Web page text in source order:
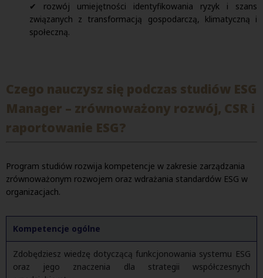
✔ rozwój umiejętności identyfikowania ryzyk i szans
związanych z transformacją gospodarczą, klimatyczną i
społeczną.
Czego nauczysz się podczas studiów ESG
Manager – zrównoważony rozwój, CSR i
raportowanie ESG?
Program studiów rozwija kompetencje w zakresie zarządzania
zrównoważonym rozwojem oraz wdrażania standardów ESG w
organizacjach.
Kompetencje ogólne
Zdobędziesz wiedzę dotyczącą funkcjonowania systemu ESG
oraz jego znaczenia dla strategii współczesnych